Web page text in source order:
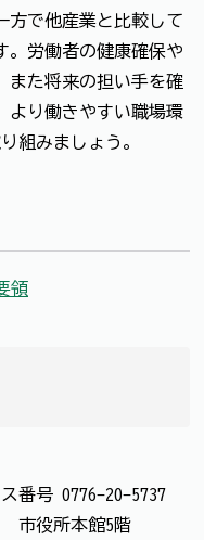
方で他産業と比較して
。労働者の健康確保や
また将来の担い手を確
より働きやすい職場環
組みましょう。
領
番号 0776-20-5737
市役所本館5階